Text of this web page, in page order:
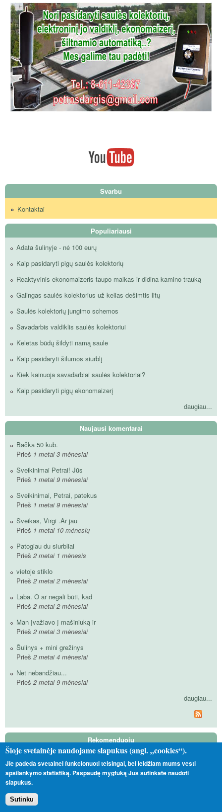
Svarbu
Kontaktai
Populiariausi
Adata šulinyje - nė 100 eurų
Kaip pasidaryti pigų saulės kolektorių
Reaktyvinis ekonomaizeris taupo malkas ir didina kamino trauką
Galingas saulės kolektorius už kelias dešimtis litų
Saulės kolektorių jungimo schemos
Savadarbis valdiklis saulės kolektoriui
Keletas būdų šildyti namą saule
Kaip pasidaryti šilumos siurblį
Kiek kainuoja savadarbiai saulės kolektoriai?
Kaip pasidaryti pigų ekonomaizerį
daugiau...
Naujausi komentarai
Bačka 50 kub.
Prieš 1 metai 3 mėnesiai
Sveikinimai Petrai! Jūs
Prieš 1 metai 9 mėnesiai
Sveikinimai, Petrai, patekus
Prieš 1 metai 9 mėnesiai
Sveikas, Virgi .Ar jau
Prieš 1 metai 10 mėnesių
Patogiau du siurbliai
Prieš 2 metai 1 mėnesis
vietoje stiklo
Prieš 2 metai 2 mėnesiai
Laba. O ar negali būti, kad
Prieš 2 metai 2 mėnesiai
Man įvažiavo į mašiniuką ir
Prieš 2 metai 3 mėnesiai
Šulinys + mini grežinys
Prieš 2 metai 4 mėnesiai
Net nebandžiau...
Prieš 2 metai 9 mėnesiai
daugiau...
Rekomenduoju
Tas Toks Kitoks
Vadinamieji satanistai
Šioje svetainėje naudojame slapukus (angl. „cookies“).
Jie padeda svetainei funkcionuoti teisingai, bei leidžiam mums vesti
apsilankymo statistiką. Paspaudę mygtuką Jūs sutinkate naudoti
slapukus.
Sutinku